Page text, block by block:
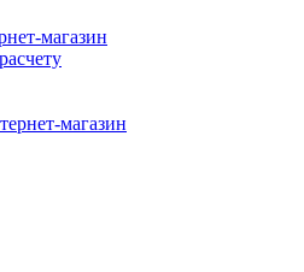
магазин
магазин